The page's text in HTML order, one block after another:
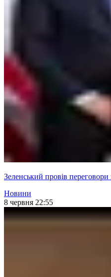
Зеленський провів
Новини
8 червня 22:55